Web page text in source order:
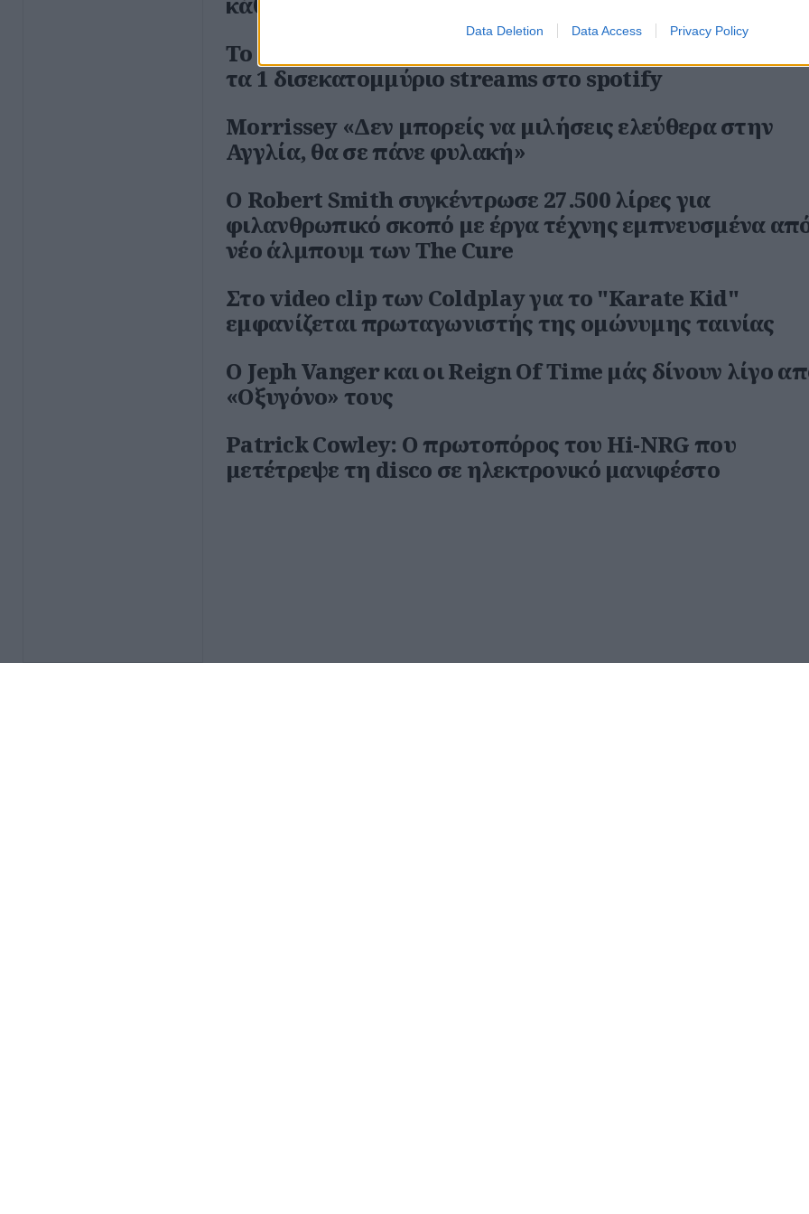
Data Deletion Data Access Privacy Policy
Το single "The Kids Aren’t Alright" των Offspring
τα 1 δισεκατομμύριο streams στο spotify
Morrissey «Δεν μπορείς να μιλήσεις ελεύθερα στην
Αγγλία, θα σε πάνε φυλακή»
O Robert Smith συγκέντρωσε 27.500 λίρες για
φιλανθρωπικό σκοπό με έργα τέχνης εμπνευσμένα
νέο άλμπουμ των The Cure
Στο video clip των Coldplay για το "Karate Kid"
εμφανίζεται πρωταγωνιστής της ομώνυμης ταινίας
Ο Jeph Vanger και οι Reign Of Time μάς δίνουν λίγο
«Οξυγόνο» τους
Patrick Cowley: Ο πρωτοπόρος του Hi-NRG που
μετέτρεψε τη disco σε ηλεκτρονικό μανιφέστο